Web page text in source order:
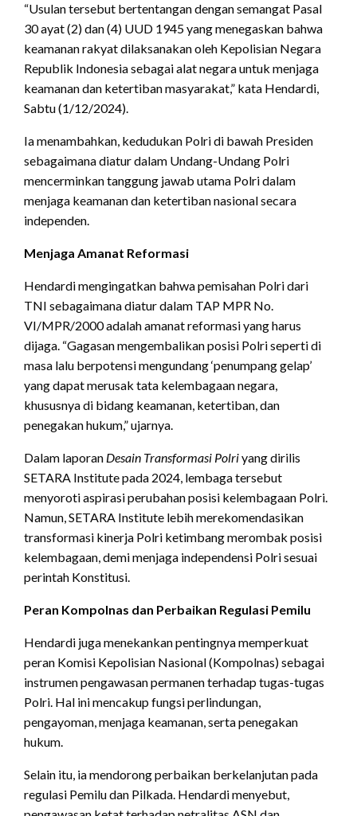
“Usulan tersebut bertentangan dengan semangat Pasal
30 ayat (2) dan (4) UUD 1945 yang menegaskan bahwa
keamanan rakyat dilaksanakan oleh Kepolisian Negara
Republik Indonesia sebagai alat negara untuk menjaga
keamanan dan ketertiban masyarakat,” kata Hendardi,
Sabtu (1/12/2024).
Ia menambahkan, kedudukan Polri di bawah Presiden
sebagaimana diatur dalam Undang-Undang Polri
mencerminkan tanggung jawab utama Polri dalam
menjaga keamanan dan ketertiban nasional secara
independen.
Menjaga Amanat Reformasi
Hendardi mengingatkan bahwa pemisahan Polri dari
TNI sebagaimana diatur dalam TAP MPR No.
VI/MPR/2000 adalah amanat reformasi yang harus
dijaga. “Gagasan mengembalikan posisi Polri seperti di
masa lalu berpotensi mengundang ‘penumpang gelap’
yang dapat merusak tata kelembagaan negara,
khususnya di bidang keamanan, ketertiban, dan
penegakan hukum,” ujarnya.
Dalam laporan Desain Transformasi Polriyang dirilis
SETARA Institute pada 2024, lembaga tersebut
menyoroti aspirasi perubahan posisi kelembagaan Polri.
Namun, SETARA Institute lebih merekomendasikan
transformasi kinerja Polri ketimbang merombak posisi
kelembagaan, demi menjaga independensi Polri sesuai
perintah Konstitusi.
Peran Kompolnas dan Perbaikan Regulasi Pemilu
Hendardi juga menekankan pentingnya memperkuat
peran Komisi Kepolisian Nasional (Kompolnas) sebagai
instrumen pengawasan permanen terhadap tugas-tugas
Polri. Hal ini mencakup fungsi perlindungan,
pengayoman, menjaga keamanan, serta penegakan
hukum.
Selain itu, ia mendorong perbaikan berkelanjutan pada
regulasi Pemilu dan Pilkada. Hendardi menyebut,